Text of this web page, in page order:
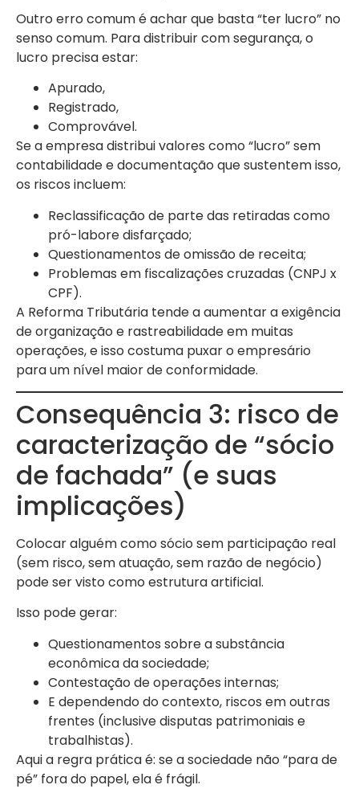
Outro erro comum é achar que basta “ter lucro” no
senso comum. Para distribuir com segurança, o
lucro precisa estar:
Apurado,
Registrado,
Comprovável.
Se a empresa distribui valores como “lucro” sem
contabilidade e documentação que sustentem isso,
os riscos incluem:
Reclassificação de parte das retiradas como
pró-labore disfarçado;
Questionamentos de omissão de receita;
Problemas em fiscalizações cruzadas (CNPJ x
CPF).
A Reforma Tributária tende a aumentar a exigência
de organização e rastreabilidade em muitas
operações, e isso costuma puxar o empresário
para um nível maior de conformidade.
Consequência 3: risco de
caracterização de “sócio
de fachada” (e suas
implicações)
Colocar alguém como sócio sem participação real
(sem risco, sem atuação, sem razão de negócio)
pode ser visto como estrutura artificial.
Isso pode gerar:
Questionamentos sobre a substância
econômica da sociedade;
Contestação de operações internas;
E dependendo do contexto, riscos em outras
frentes (inclusive disputas patrimoniais e
trabalhistas).
Aqui a regra prática é: se a sociedade não “para de
pé” fora do papel, ela é frágil.